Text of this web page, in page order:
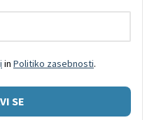
in Politiko zasebnosti.
SE